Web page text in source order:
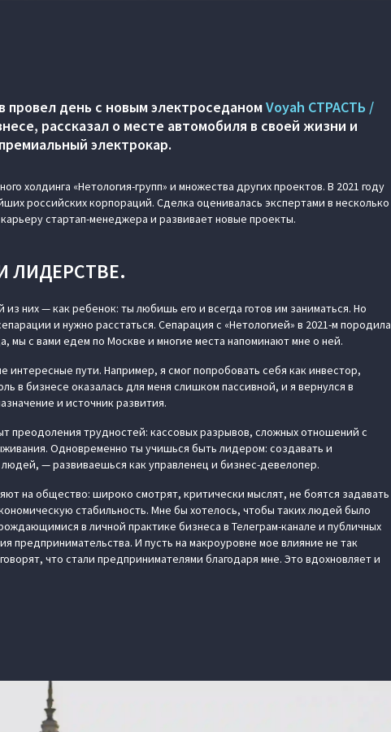
день с новым электроседаномVoyah СТРАСТЬ /
рассказал о месте автомобиля в своей жизни и
электрокар.
холдинга «Нетология-групп» и множества других проектов. В 2021 году
российских корпораций. Сделка оценивалась экспертами в несколько
стартап-менеджера и развивает новые проекты.
ЛИДЕРСТВЕ.
них — как ребенок: ты любишь его и всегда готов им заниматься. Но
и нужно расстаться. Сепарация с «Нетологией» в 2021-м породила
мы с вами едем по Москве и многие места напоминают мне о ней.
интересные пути. Например, я смог попробовать себя как инвестор,
в бизнесе оказалась для меня слишком пассивной, и я вернулся в
и источник развития.
преодоления трудностей: кассовых разрывов, сложных отношений с
Одновременно ты учишься быть лидером: создавать и
— развиваешься как управленец и бизнес-девелопер.
на общество: широко смотрят, критически мыслят, не боятся задавать
стабильность. Мне бы хотелось, чтобы таких людей было
в личной практике бизнеса в Телеграм-канале и публичных
предпринимательства. И пусть на макроуровне мое влияние не так
что стали предпринимателями благодаря мне. Это вдохновляет и